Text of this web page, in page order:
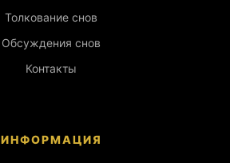
Толкование снов
Обсуждения снов
Контакты
ИНФОРМАЦИЯ